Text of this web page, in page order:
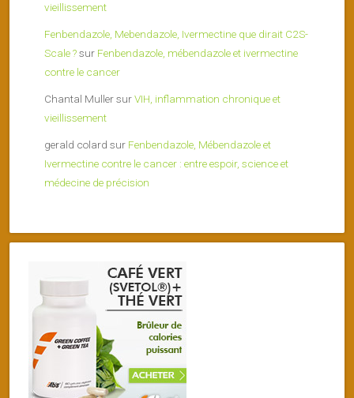
vieillissement
Fenbendazole, Mebendazole, Ivermectine que dirait C2S-
Scale ?sur Fenbendazole, mébendazole et ivermectine
contre le cancer
Chantal MullersurVIH, inflammation chronique et
vieillissement
gerald colard sur Fenbendazole, Mébendazole et
Ivermectine contre le cancer : entre espoir, science et
médecine de précision